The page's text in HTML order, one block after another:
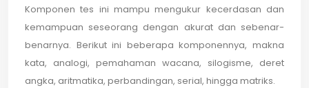
Komponen tes ini mampu mengukur kecerdasan dan
kemampuan seseorang dengan akurat dan sebenar-
benarnya. Berikut ini beberapa komponennya, makna
kata, analogi, pemahaman wacana, silogisme, deret
angka, aritmatika, perbandingan, serial, hingga matriks.